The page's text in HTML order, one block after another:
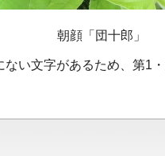
朝顔「団十郎」
い文字があるため、第1